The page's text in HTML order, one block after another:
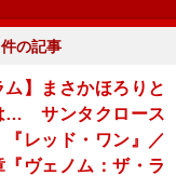
件の記事
ム】まさかほろりと
… サンタクロース
レッド・ワン』／
ヴェノム：ザ・ラ